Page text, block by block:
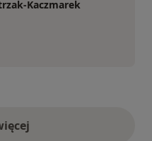
Kaczmarek
powyżej